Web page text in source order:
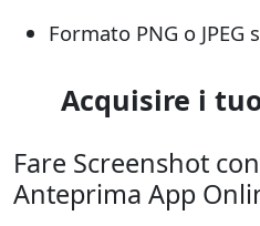
Formato PNG o JPEG
Acquisire i
Fare Screenshot
Anteprima App